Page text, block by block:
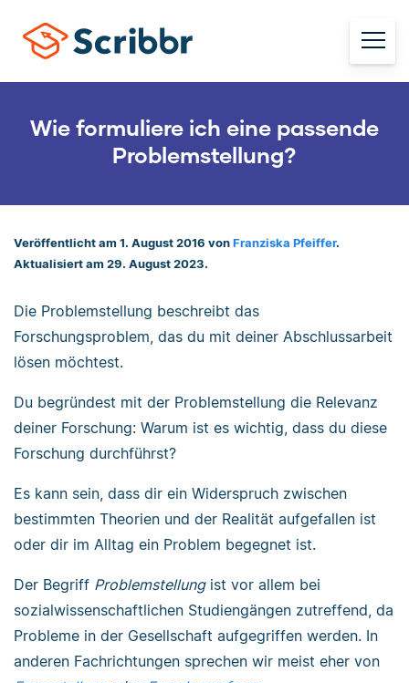
Wie formuliere ich eine passende
Problemstellung?
Veröffentlicht am 1. August 2016 von Franziska Pfeiffer.
Aktualisiert am 29. August 2023.
Die Problemstellung beschreibt das
Forschungsproblem, das du mit deiner Abschlussarbeit
lösen möchtest.
Du begründest mit der Problemstellung die Relevanz
deiner Forschung: Warum ist es wichtig, dass du diese
Forschung durchführst?
Es kann sein, dass dir ein Widerspruch zwischen
bestimmten Theorien und der Realität aufgefallen ist
oder dir im Alltag ein Problem begegnet ist.
Der Begriff Problemstellungist vor allem bei
sozialwissenschaftlichen Studiengängen zutreffend, da
Probleme in der Gesellschaft aufgegriffen werden. In
anderen Fachrichtungen sprechen wir meist eher von